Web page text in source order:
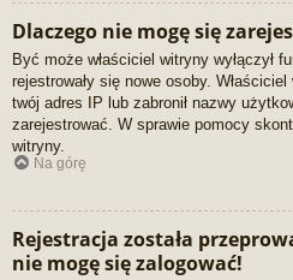
Dlaczego nie mogę się
Być może właściciel witryny wyłączył
rejestrowały się nowe osoby.
twój adres IP lub zabronił nazwy
zarejestrować. W sprawie pomocy
witryny.
Na górę
Rejestracja została
nie mogę się zalogować!